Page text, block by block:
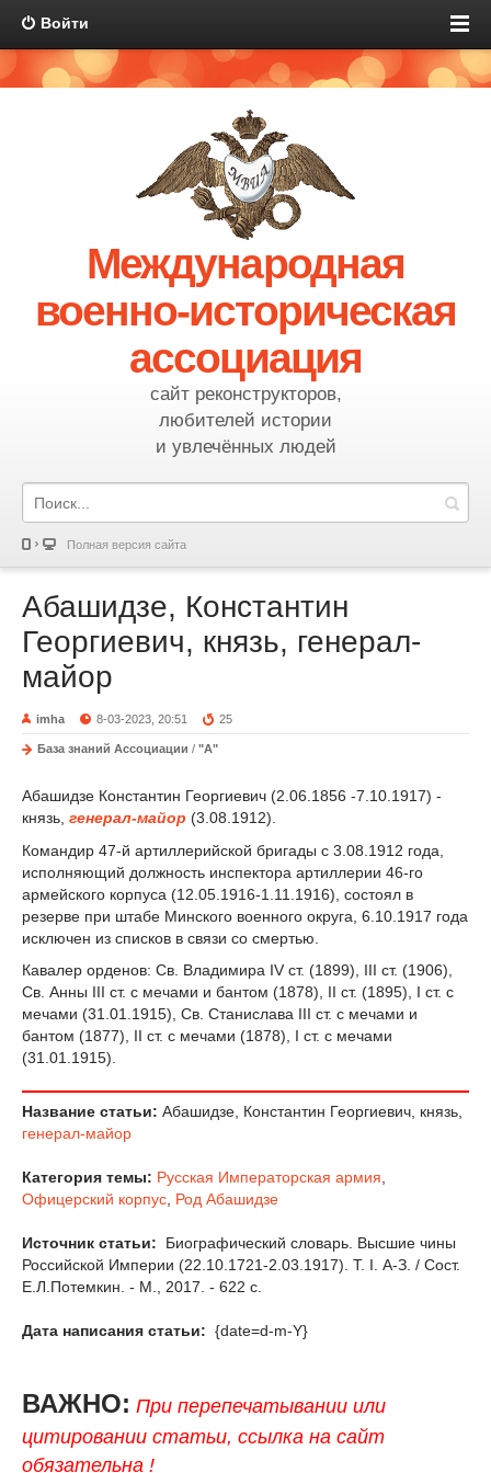
Войти
Международная
военно-историческая
ассоциация
сайт реконструкторов,
любителей истории
и увлечённых людей
Полная версия сайта
Абашидзе, Константин
Георгиевич, князь, генерал-
майор
imha 8-03-2023, 20:51 25
База знаний Ассоциации / "А"
Абашидзе Константин Георгиевич (2.06.1856 -7.10.1917) -
князь, генерал-майор (3.08.1912).
Командир 47-й артиллерийской бригады с 3.08.1912 года,
исполняющий должность инспектора артиллерии 46-го
армейского корпуса (12.05.1916-1.11.1916), состоял в
резерве при штабе Минского военного округа, 6.10.1917 года
исключен из списков в связи со смертью.
Кавалер орденов: Св. Владимира IV ст. (1899), III ст. (1906),
Св. Анны III ст. с мечами и бантом (1878), II ст. (1895), I ст. с
мечами (31.01.1915), Св. Станислава III ст. с мечами и
бантом (1877), II ст. с мечами (1878), I ст. с мечами
(31.01.1915).
Название статьи: Абашидзе, Константин Георгиевич, князь,
генерал-майор
Категория темы: Русская Императорская армия,
Офицерский корпус, Род Абашидзе
Источник статьи:
Биографический словарь. Высшие чины
Российской Империи (22.10.1721-2.03.1917). Т. I. А-З. / Сост.
Е.Л.Потемкин. - М., 2017. - 622 с.
Дата написания статьи: {date=d-m-Y}
ВАЖНО: При перепечатывании или
цитировании статьи, ссылка на сайт
обязательна !